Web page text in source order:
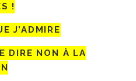
!
J’ADMIRE
DIRE NON À LA